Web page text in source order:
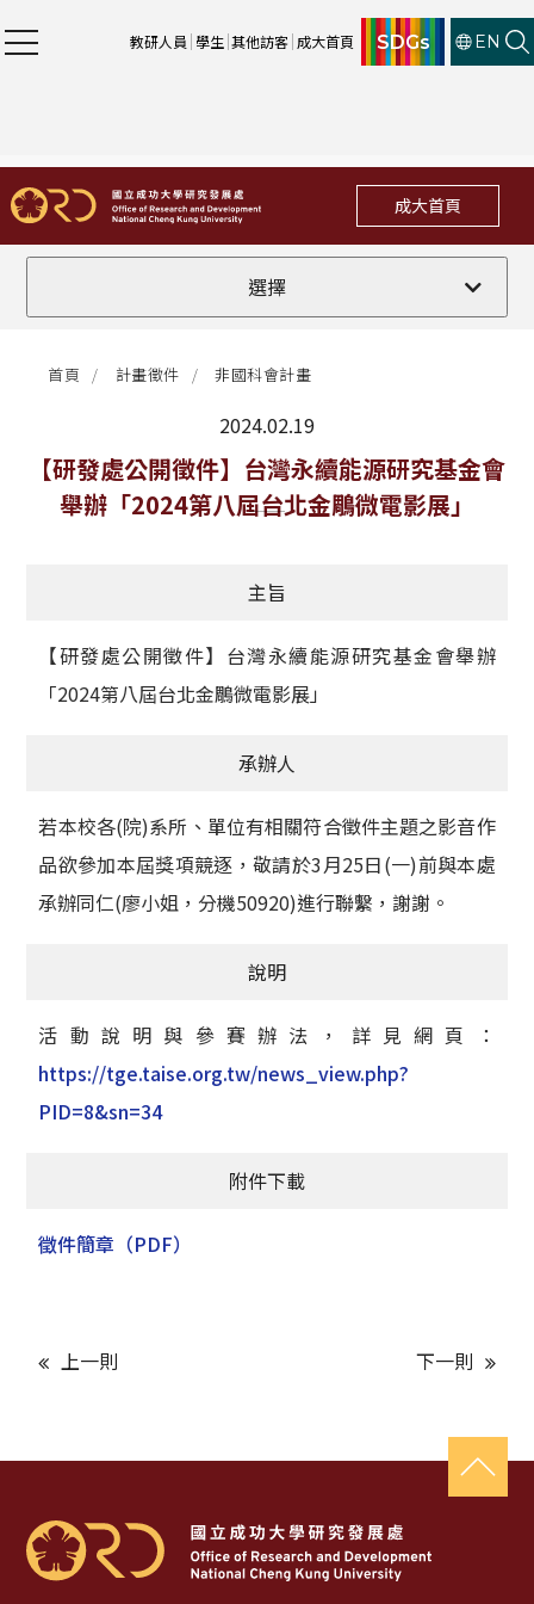
教研人員 學生 其他訪客 成大首頁 SDGs EN
成大首頁
選擇
全部
法規修訂
補助獎項
學術榮譽
首頁 計畫徵件 非國科會計畫
2024.02.19
最新消息
【研發處公開徵件】台灣永續能源研究基金會
舉辦「2024第八屆台北金鵰微電影展」
主旨
【研發處公開徵件】台灣永續能源研究基金會舉辦
「2024第八屆台北金鵰微電影展」
承辦人
若本校各(院)系所、單位有相關符合徵件主題之影音作
品欲參加本屆獎項競逐，敬請於3月25日(一)前與本處
承辦同仁(廖小姐，分機50920)進行聯繫，謝謝。
說明
活動說明與參賽辦法，詳見網頁：
https://tge.taise.org.tw/news_view.php?
PID=8&sn=34
附件下載
徵件簡章 （PDF）
上一則 下一則